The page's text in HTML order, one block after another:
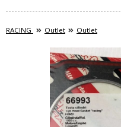
RACING Outlet Outlet